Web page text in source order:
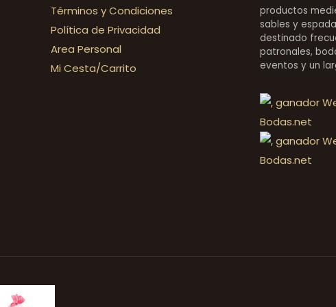
Términos y Condiciones
Política de Privacidad
Area Personal
Mi Cesta/Carrito
productos
sables y
destinado
patronales,
eventos y un